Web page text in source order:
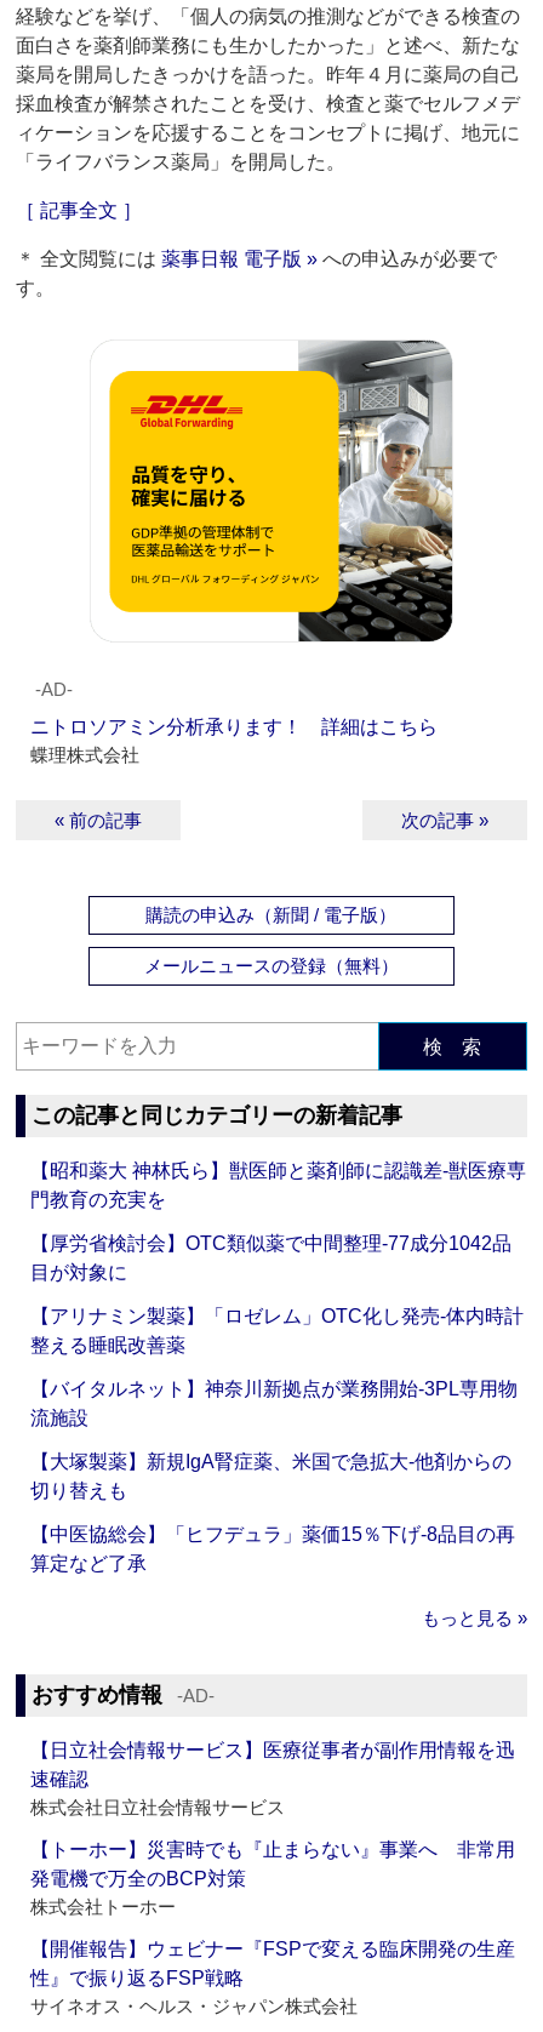
経験などを挙げ、「個人の病気の推測などができる検査の
面白さを薬剤師業務にも生かしたかった」と述べ、新たな
薬局を開局したきっかけを語った。昨年４月に薬局の自己
採血検査が解禁されたことを受け、検査と薬でセルフメデ
ィケーションを応援することをコンセプトに掲げ、地元に
「ライフバランス薬局」を開局した。
［ 記事全文 ］
＊ 全文閲覧には薬事日報 電子版 » への申込みが必要で
す。
‐AD‐
ニトロソアミン分析承ります！ 詳細はこちら
蝶理株式会社
« 前の記事 次の記事 »
購読の申込み（新聞 / 電子版）
メールニュースの登録（無料）
検 索
この記事と同じカテゴリーの新着記事
【昭和薬大 神林氏ら】獣医師と薬剤師に認識差‐獣医療専
門教育の充実を
【厚労省検討会】OTC類似薬で中間整理‐77成分1042品
目が対象に
【アリナミン製薬】「ロゼレム」OTC化し発売‐体内時計
整える睡眠改善薬
【バイタルネット】神奈川新拠点が業務開始‐3PL専用物
流施設
【大塚製薬】新規IgA腎症薬、米国で急拡大‐他剤からの
切り替えも
【中医協総会】「ヒフデュラ」薬価15％下げ‐8品目の再
算定など了承
もっと見る »
おすすめ情報 ‐AD‐
【日立社会情報サービス】医療従事者が副作用情報を迅
速確認
株式会社日立社会情報サービス
【トーホー】災害時でも『止まらない』事業へ 非常用
発電機で万全のBCP対策
株式会社トーホー
【開催報告】ウェビナー『FSPで変える臨床開発の生産
性』で振り返るFSP戦略
サイネオス・ヘルス・ジャパン株式会社